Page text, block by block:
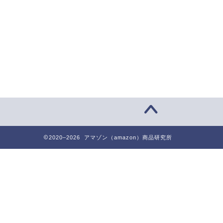
2020–2026 アマゾン（amazon）商品研究所